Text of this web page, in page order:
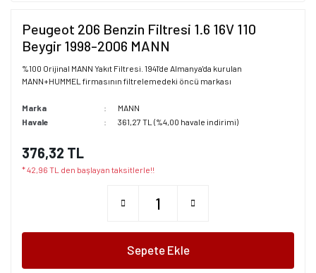
Peugeot 206 Benzin Filtresi 1.6 16V 110
Beygir 1998-2006 MANN
%100 Orijinal MANN Yakıt Filtresi. 1941'de Almanya'da kurulan
MANN+HUMMEL firmasının filtrelemedeki öncü markası
Marka
MANN
Havale
361,27 TL (%4,00 havale indirimi)
376,32 TL
* 42,96 TL den başlayan taksitlerle!!
Sepete Ekle